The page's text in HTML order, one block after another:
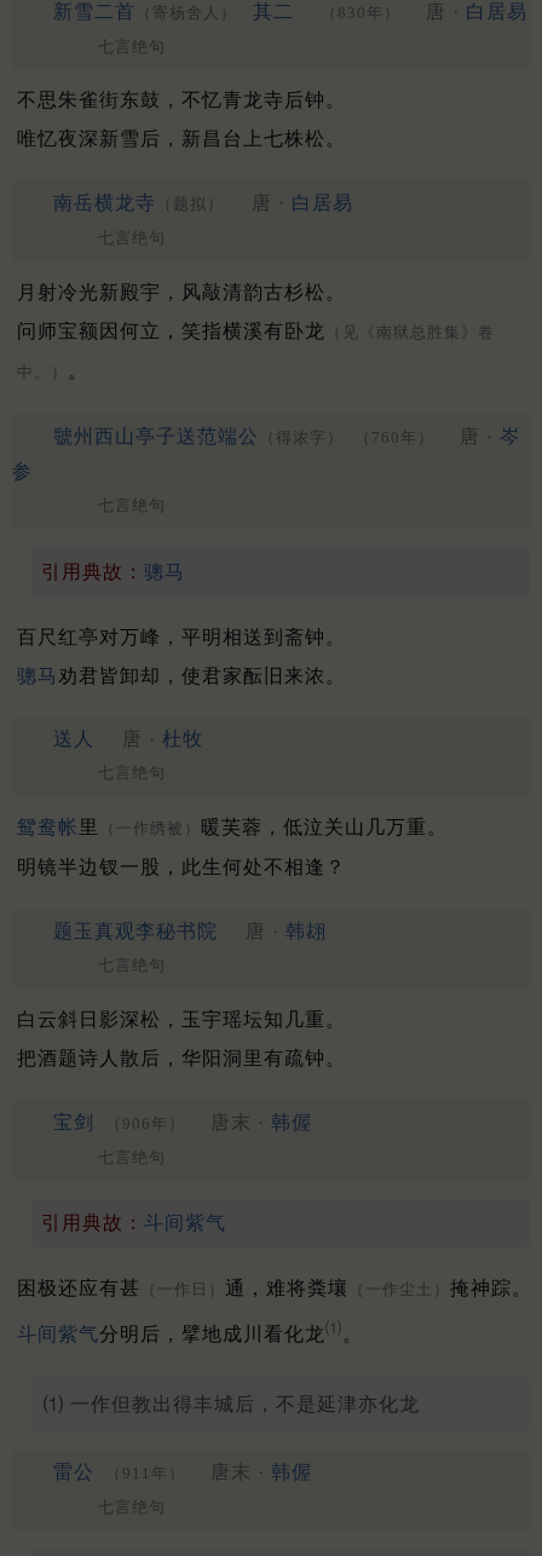
新雪二首 （寄杨舍人） 其二 （830年） 唐 · 白居易
七言绝句
不思朱雀街东鼓，不忆青龙寺后钟。
唯忆夜深新雪后，新昌台上七株松。
南岳横龙寺 （题拟） 唐 · 白居易
七言绝句
月射冷光新殿宇，风敲清韵古杉松。
问师宝额因何立，笑指横溪有卧龙
（见《南狱总胜集》卷
中。） 。
虢州西山亭子送范端公 （得浓字） （760年） 唐 · 岑
参
七言绝句
引用典故： 骢马
百尺红亭对万峰，平明相送到斋钟。
骢马 劝君皆卸却，使君家酝旧来浓。
送人 唐 · 杜牧
七言绝句
鸳鸯帐 里 （一作绣被）
暖芙蓉，低泣关山几万重。
明镜半边钗一股，此生何处不相逢？
题玉真观李秘书院 唐 · 韩翃
七言绝句
白云斜日影深松，玉宇瑶坛知几重。
把酒题诗人散后，华阳洞里有疏钟。
宝剑 （906年） 唐末 · 韩偓
七言绝句
引用典故： 斗间紫气
困极还应有甚 （一作日） 通，难将粪壤 （一作尘土） 掩神踪。
斗间紫气分明后，擘地成川看化龙⑴。
⑴ 一作但教出得丰城后，不是延津亦化龙
雷公 （911年） 唐末 · 韩偓
七言绝句